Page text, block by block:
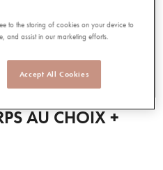
AU CHOIX +
to the storing of cookies on your device to
and assist in our marketing efforts.
Accept All Cookies